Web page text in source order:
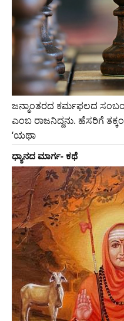
ಜನ್ಮಾಂತರದ ಕರ್ಮಫಲದ
ಎಂಬ ರಾಜನಿದ್ದನು. ಹೆಸರಿಗೆ
‘ಯಥಾ
ಧ್ಯಾನದ ಮಾರ್ಗ- ಕಥೆ